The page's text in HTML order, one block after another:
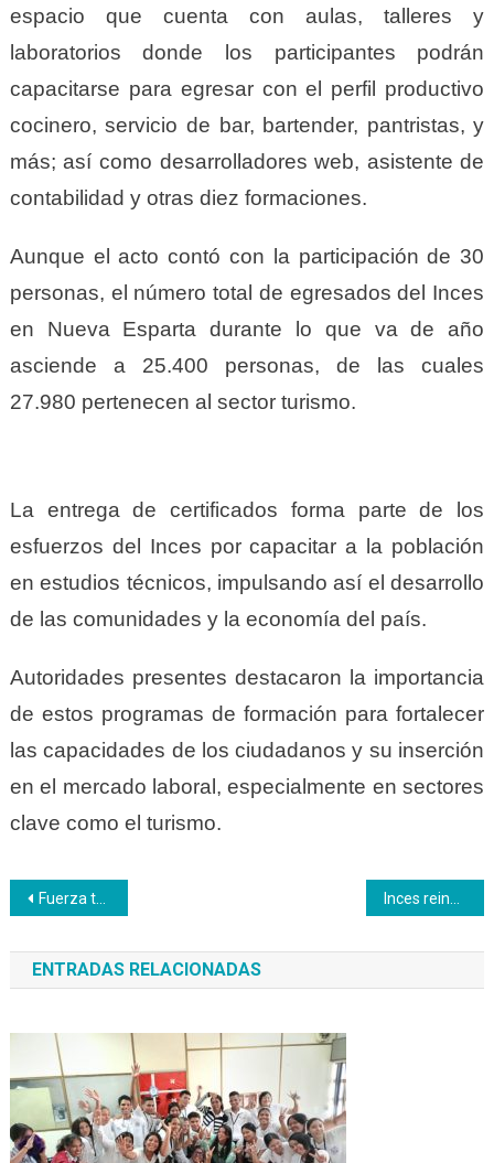
espacio que cuenta con aulas, talleres y
laboratorios donde los participantes podrán
capacitarse para egresar con el perfil productivo
cocinero, servicio de bar, bartender, pantristas, y
más; así como desarrolladores web, asistente de
contabilidad y otras diez formaciones.
Aunque el acto contó con la participación de 30
personas, el número total de egresados del Inces
en Nueva Esparta durante lo que va de año
asciende a 25.400 personas, de las cuales
27.980 pertenecen al sector turismo.
La entrega de certificados forma parte de los
esfuerzos del Inces por capacitar a la población
en estudios técnicos, impulsando así el desarrollo
de las comunidades y la economía del país.
Autoridades presentes destacaron la importancia
de estos programas de formación para fortalecer
las capacidades de los ciudadanos y su inserción
en el mercado laboral, especialmente en sectores
clave como el turismo.
Navegación
de
entradas
Fuerza trabajadora del Inces Nueva Esparta es garante de la Formación Técnica Profesional Inces reinauguró en Margarita centro de formación de turismo
ENTRADAS RELACIONADAS